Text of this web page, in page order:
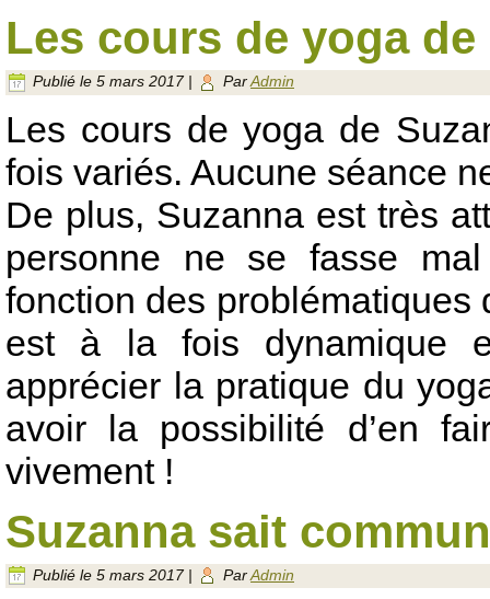
Les cours de yoga de
Publié le 5 mars 2017| ParAdmin
Les cours de yoga de
fois variés. Aucune séance
De plus, Suzanna est très
personne ne se fasse
fonction des problématiques
est à la fois dynamique
apprécier la pratique du
avoir la possibilité d’en
vivement !
Suzanna sait
Publié le 5 mars 2017| ParAdmin